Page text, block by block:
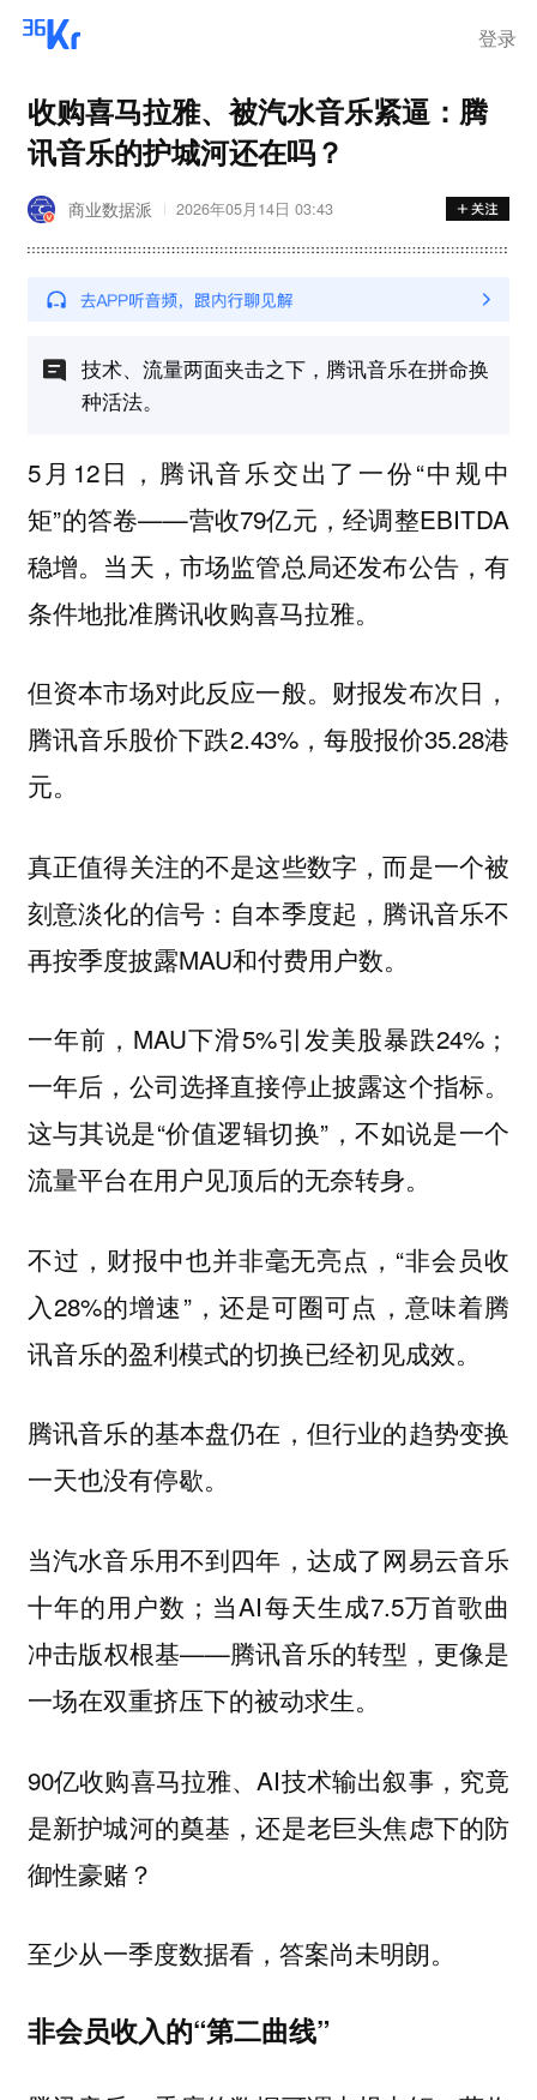
登录
收购喜马拉雅、被汽水音乐紧逼：腾
讯音乐的护城河还在吗？
商业数据派 2026年05月14日 03:43
技术、流量两面夹击之下，腾讯音乐在拼命换
种活法。
5月12日，腾讯音乐交出了一份“中规中
矩”的答卷——营收79亿元，经调整EBITDA
稳增。当天，市场监管总局还发布公告，有
条件地批准腾讯收购喜马拉雅。
但资本市场对此反应一般。财报发布次日，
腾讯音乐股价下跌2.43%，每股报价35.28港
元。
真正值得关注的不是这些数字，而是一个被
刻意淡化的信号：自本季度起，腾讯音乐不
再按季度披露MAU和付费用户数。
一年前，MAU下滑5%引发美股暴跌24%；
一年后，公司选择直接停止披露这个指标。
这与其说是“价值逻辑切换”，不如说是一个
流量平台在用户见顶后的无奈转身。
不过，财报中也并非毫无亮点，“非会员收
入28%的增速”，还是可圈可点，意味着腾
讯音乐的盈利模式的切换已经初见成效。
腾讯音乐的基本盘仍在，但行业的趋势变换
一天也没有停歇。
当汽水音乐用不到四年，达成了网易云音乐
十年的用户数；当AI每天生成7.5万首歌曲
冲击版权根基——腾讯音乐的转型，更像是
一场在双重挤压下的被动求生。
90亿收购喜马拉雅、AI技术输出叙事，究竟
是新护城河的奠基，还是老巨头焦虑下的防
御性豪赌？
至少从一季度数据看，答案尚未明朗。
非会员收入的“第二曲线”